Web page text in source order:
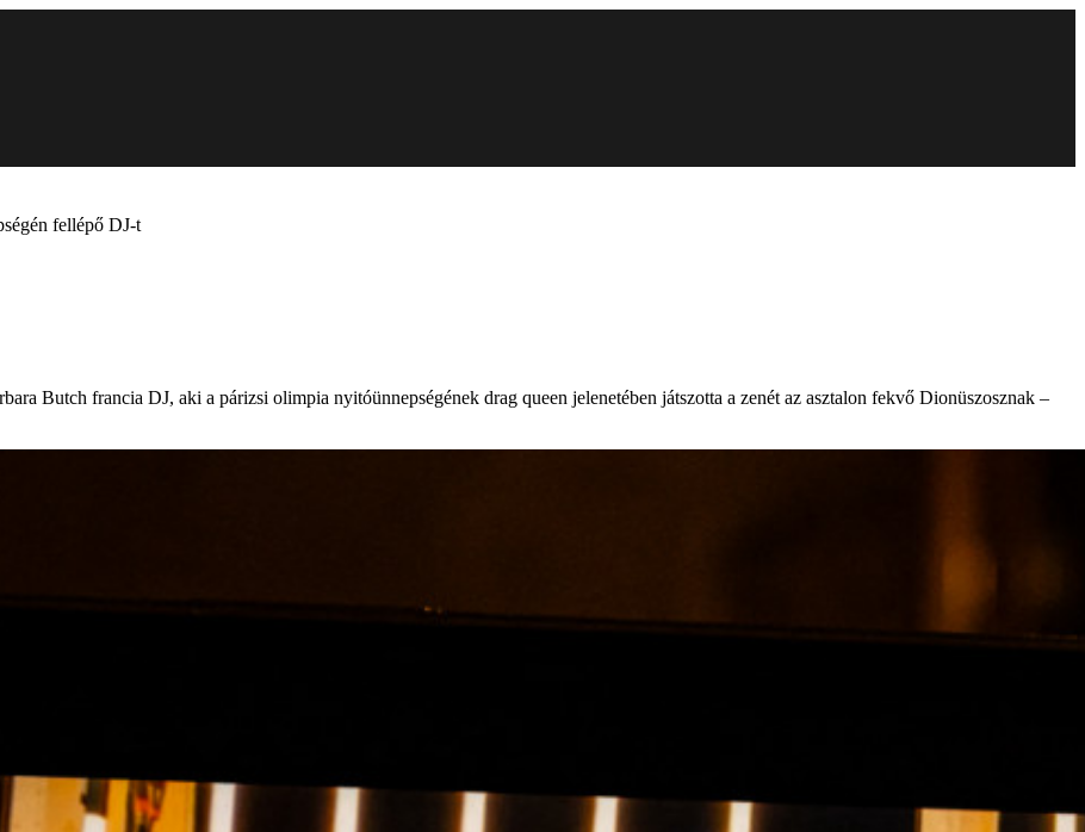
fellépő DJ-t
Butch francia DJ, aki a párizsi olimpia nyitóünnepségének drag queen jelenetében játszotta a zenét az asztalon fekvő Dionüszosznak –